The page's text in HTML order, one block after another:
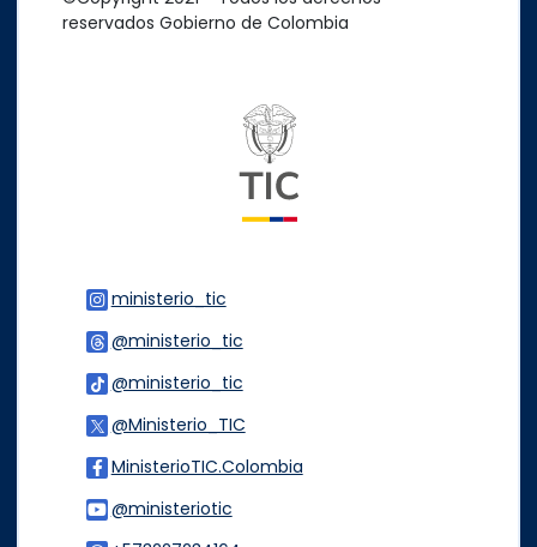
reservados Gobierno de Colombia
ministerio_tic
@ministerio_tic
@ministerio_tic
@Ministerio_TIC
MinisterioTIC.Colombia
@ministeriotic